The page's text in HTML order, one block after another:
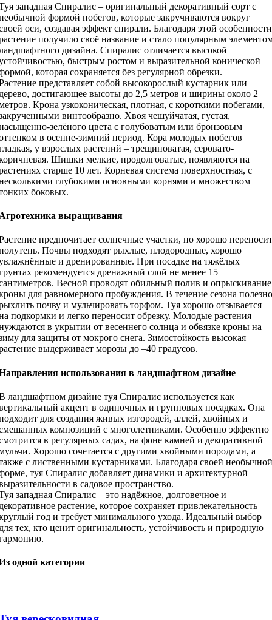
западная Спиралис – оригинальный декоративный сорт с
формой побегов, которые закручиваются вокруг
оси, создавая эффект спирали. Благодаря этой особенности
получило своё название и стало популярным
дизайна. Спиралис отличается высокой
быстрым ростом и выразительной конической
которая сохраняется без регулярной обрезки.
представляет собой высокорослый кустарник или
достигающее высоты до 2,5 метров и ширины около 2
Крона узкоконическая, плотная, с короткими побегами,
винтообразно. Хвоя чешуйчатая, густая,
зелёного цвета с голубоватым или бронзовым
в осенне-зимний период. Кора молодых побегов
у взрослых растений – трещиноватая, серовато-
Шишки мелкие, продолговатые, появляются на
старше 10 лет. Корневая система поверхностная, с
глубокими основными корнями и множеством
боковых.
выращивания
предпочитает солнечные участки, но хорошо переносит
Почвы подходят рыхлые, плодородные, хорошо
и дренированные. При посадке на тяжёлых
рекомендуется дренажный слой не менее 15
Весной проводят обильный полив и опрыскивание
для равномерного пробуждения. В течение сезона полезно
почву и мульчировать торфом. Туя хорошо отзывается
подкормки и легко переносит обрезку. Молодые растения
в укрытии от весеннего солнца и обвязке кроны на
для защиты от мокрого снега. Зимостойкость высокая –
выдерживает морозы до –40 градусов.
использования в ландшафтном дизайне
ландшафтном дизайне туя Спиралис используется как
акцент в одиночных и групповых посадках. Она
для создания живых изгородей, аллей, хвойных и
композиций с многолетниками. Особенно эффектно
в регулярных садах, на фоне камней и декоративной
Хорошо сочетается с другими хвойными породами, а
с лиственными кустарниками. Благодаря своей необычной
туя Спиралис добавляет динамики и архитектурной
в садовое пространство.
западная Спиралис – это надёжное, долговечное и
растение, которое сохраняет привлекательность
год и требует минимального ухода. Идеальный выбор
тех, кто ценит оригинальность, устойчивость и природную
одной категории